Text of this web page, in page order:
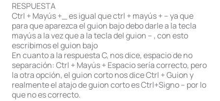
RESPUESTA
Ctrl + Mayús +_ es igual que ctrl + mayús + – ya que
para que aparezca el guion bajo debo darle a la tecla
mayús a la vez que a la tecla del guion – , con esto
escribimos el guion bajo
En cuanto a la respuesta C, nos dice, espacio de no
separación: Ctrl + Mayús + Espacio sería correcto, pero
la otra opción, el guion corto nos dice Ctrl + Guion y
realmente el atajo de guion corto es Ctrl+Signo – por lo
que no es correcto.